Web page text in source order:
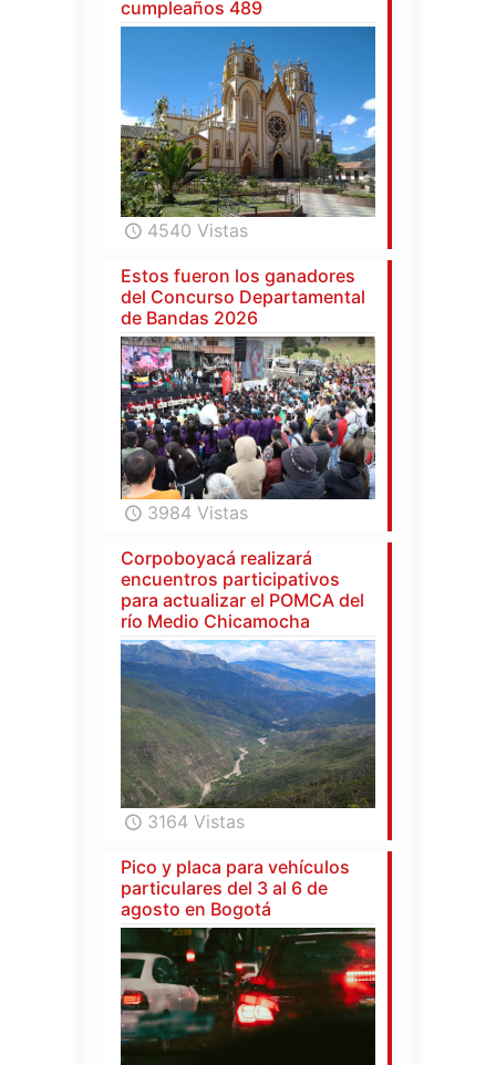
cumpleaños 489
4540 Vistas
Estos fueron los ganadores
del Concurso Departamental
de Bandas 2026
3984 Vistas
Corpoboyacá realizará
encuentros participativos
para actualizar el POMCA del
río Medio Chicamocha
3164 Vistas
Pico y placa para vehículos
particulares del 3 al 6 de
agosto en Bogotá